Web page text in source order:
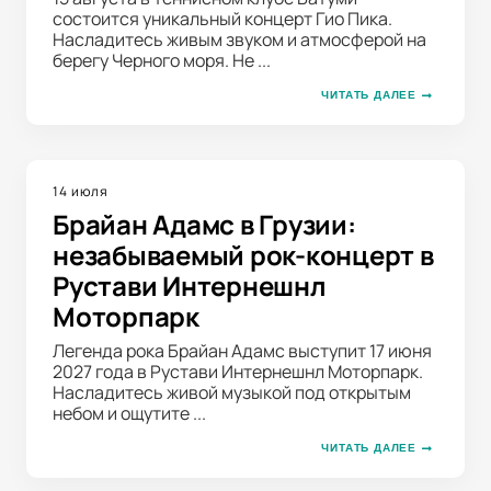
состоится уникальный концерт Гио Пика.
Насладитесь живым звуком и атмосферой на
берегу Черного моря. Не ...
ЧИТАТЬ ДАЛЕЕ
14 июля
Брайан Адамс в Грузии:
незабываемый рок-концерт в
Рустави Интернешнл
Моторпарк
Легенда рока Брайан Адамс выступит 17 июня
2027 года в Рустави Интернешнл Моторпарк.
Насладитесь живой музыкой под открытым
небом и ощутите ...
ЧИТАТЬ ДАЛЕЕ